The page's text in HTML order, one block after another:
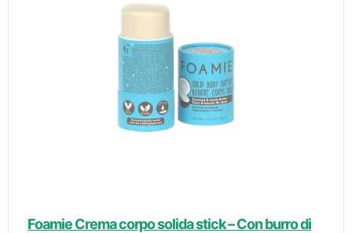
Foamie Crema corpo solida stick – Con burro di